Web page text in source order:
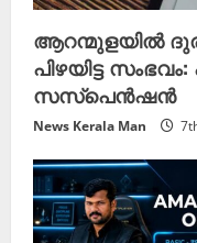
ആറന്മുളയിൽ
പിഴയിട്ട
സസ്പെൻഷൻ
News Kerala Man